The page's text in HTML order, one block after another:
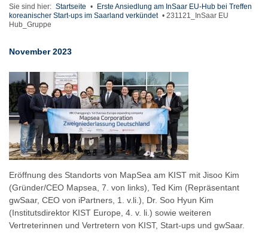
Sie sind hier: Startseite •
Erste Ansiedlung am InSaar EU-Hub bei Treffen
koreanischer Start-ups im Saarland verkündet • 231121_InSaar EU
Hub_Gruppe
November 2023
Eröffnung des Standorts von MapSea am KIST mit Jisoo Kim
(Gründer/CEO Mapsea, 7. von links), Ted Kim (Repräsentant
gwSaar, CEO von iPartners, 1. v.li.), Dr. Soo Hyun Kim
(Institutsdirektor KIST Europe, 4. v. li.) sowie weiteren
Vertreterinnen und Vertretern von KIST, Start-ups und gwSaar.